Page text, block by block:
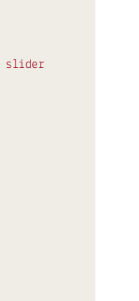
slider